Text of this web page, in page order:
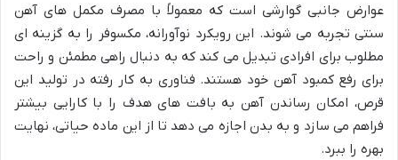
عوارض جانبی گوارشی است که معمولاً با مصرف مکمل های آهن
سنتی تجربه می شوند. این رویکرد نوآورانه، مکسوفر را به گزینه ای
مطلوب برای افرادی تبدیل می کند که به دنبال راهی مطمئن و راحت
برای رفع کمبود آهن خود هستند. فناوری به کار رفته در تولید این
قرص، امکان رساندن آهن به بافت های هدف را با کارایی بیشتر
فراهم می سازد و به بدن اجازه می دهد تا از این ماده حیاتی، نهایت
بهره را ببرد.